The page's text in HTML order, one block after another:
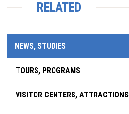
RELATED
NEWS, STUDIES
TOURS, PROGRAMS
VISITOR CENTERS, ATTRACTIONS